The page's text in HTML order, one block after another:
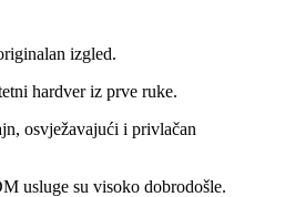
izgled.
hardver iz prve ruke.
osvježavajući i privlačan
usluge su visoko dobrodošle.